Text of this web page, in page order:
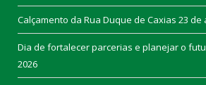
Calçamento da Rua Duque de Caxias 23 de
Dia de fortalecer parcerias e planejar o
2026